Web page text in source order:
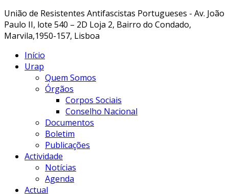
União de Resistentes Antifascistas Portugueses - Av. João
Paulo II, lote 540 – 2D Loja 2, Bairro do Condado,
Marvila,1950-157, Lisboa
Início
Urap
Quem Somos
Órgãos
Corpos Sociais
Conselho Nacional
Documentos
Boletim
Publicações
Actividade
Notícias
Agenda
Actual